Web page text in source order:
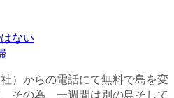
ない
）からの電話にて無料で島を変
その為、一週間は別の島そして